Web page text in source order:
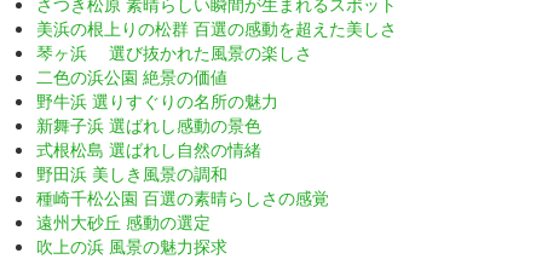
美浜の根上りの松群 百選の感動を超えた美しさ
琴ヶ浜 選び抜かれた風景の楽しさ
二色の浜公園 絶景の価値
野牛浜 選りすぐりの名所の魅力
新舞子浜 選ばれし感動の景色
式根松島 選ばれし自然の情緒
野田浜 美しき風景の調和
種崎千松公園 百選の素晴らしさの感覚
遠州大砂丘 感動の選定
吹上の浜 風景の魅力探求